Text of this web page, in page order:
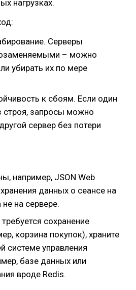
нагрузках.
Серверы
– можно
убирать их по мере
к сбоям. Если один
строя, запросы можно
сервер без потери
например, JSON Web
данных о сеансе на
на сервере.
сохранение
корзина покупок), храните
системе управления
базе данных или
вроде Redis.